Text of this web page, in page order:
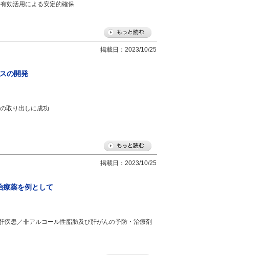
効活用による安定的確保
掲載日：2023/10/25
の開発
取り出しに成功
掲載日：2023/10/25
療薬を例として
患／非アルコール性脂肪及び肝がんの予防・治療剤